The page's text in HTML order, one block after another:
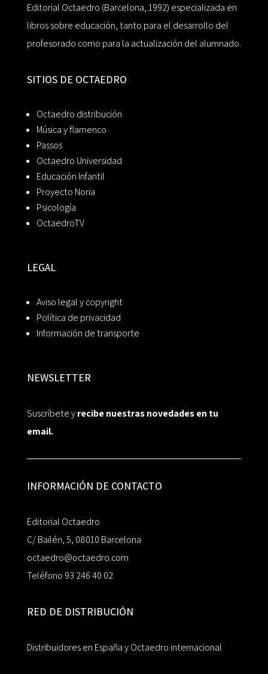
Editorial Octaedro (Barcelona, 1992) especializada en
libros sobre educación, tanto para el desarrollo del
profesorado como para la actualización del alumnado.
SITIOS DE OCTAEDRO
Octaedro distribución
Música y flamenco
Passos
Octaedro Universidad
Educación Infantil
Proyecto Noria
Psicología
OctaedroTV
LEGAL
Aviso legal y copyright
Política de privacidad
Información de transporte
NEWSLETTER
Suscríbete yrecibe nuestras novedades en tu
email.
INFORMACIÓN DE CONTACTO
Editorial Octaedro
C/ Bailén, 5, 08010 Barcelona
octaedro@octaedro.com
Teléfono 93 246 40 02
RED DE DISTRIBUCIÓN
Distribuidores en España y Octaedro internacional